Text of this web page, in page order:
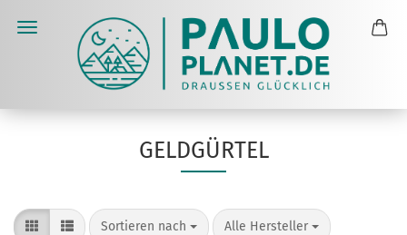
GELDGÜRTEL
Sortieren nach
Sortieren nach Alle Hersteller
pro Seite